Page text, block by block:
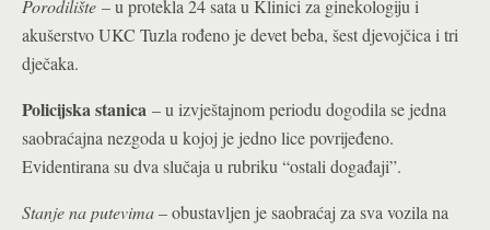
Porodilište – u protekla 24 sata u Klinici za ginekologiju i
akušerstvo UKC Tuzla rođeno je devet beba, šest djevojčica i tri
dječaka.
Policijska stanica – u izvještajnom periodu dogodila se jedna
saobraćajna nezgoda u kojoj je jedno lice povrijeđeno.
Evidentirana su dva slučaja u rubriku “ostali događaji”.
Stanje na putevima– obustavljen je saobraćaj za sva vozila na